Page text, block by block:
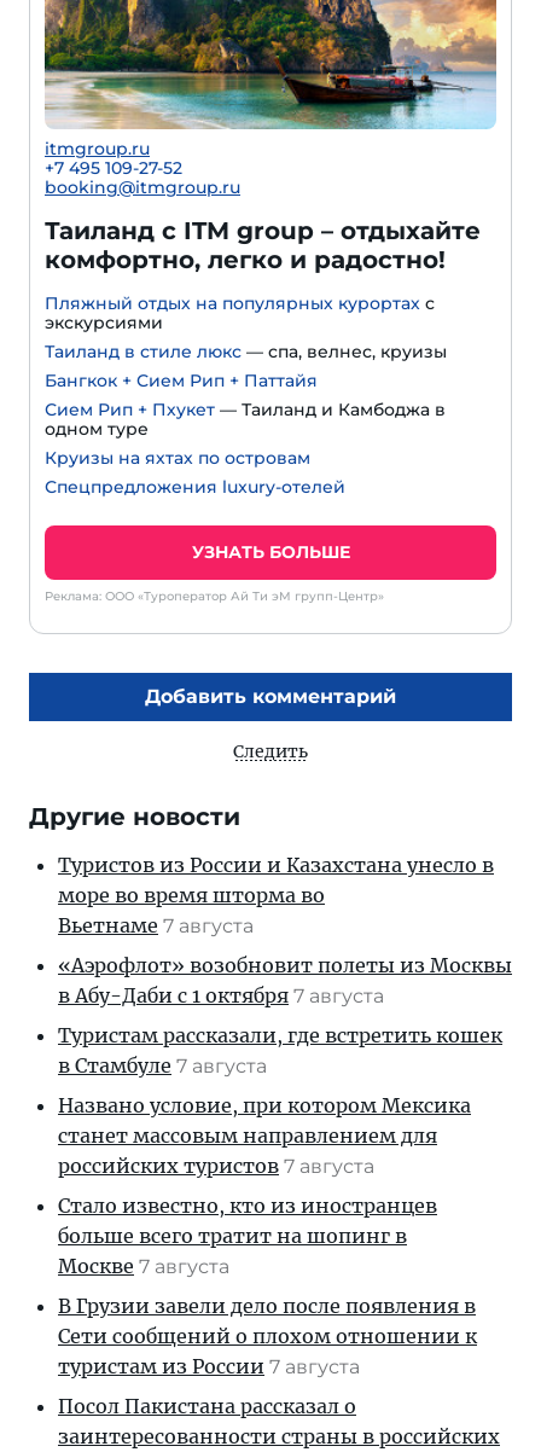
itmgroup.ru
+7 495 109-27-52
booking@itmgroup.ru
Таиланд с ITM group – отдыхайте
комфортно, легко и радостно!
Пляжный отдых на популярных курортах с
экскурсиями
Таиланд в стиле люкс — спа, велнес, круизы
Бангкок + Сием Рип + Паттайя
Сием Рип + Пхукет — Таиланд и Камбоджа в
одном туре
Круизы на яхтах по островам
Спецпредложения luxury-отелей
УЗНАТЬ БОЛЬШЕ
Реклама: ООО «Туроператор Ай Ти эМ групп-Центр»
Добавить комментарий
Следить
Другие новости
Туристов из России и Казахстана унесло в
море во время шторма во
Вьетнаме 7 августа
«Аэрофлот» возобновит полеты из Москвы
в Абу-Даби с 1 октября 7 августа
Туристам рассказали, где встретить кошек
в Стамбуле 7 августа
Названо условие, при котором Мексика
станет массовым направлением для
российских туристов 7 августа
Стало известно, кто из иностранцев
больше всего тратит на шопинг в
Москве 7 августа
В Грузии завели дело после появления в
Сети сообщений о плохом отношении к
туристам из России 7 августа
Посол Пакистана рассказал о
заинтересованности страны в российских